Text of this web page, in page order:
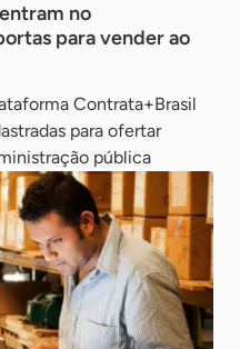
no
para vender ao
Contrata+Brasil
para ofertar
pública